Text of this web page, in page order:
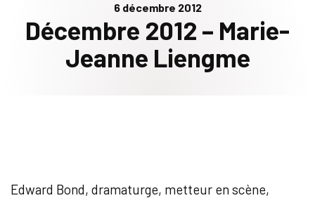
6 décembre 2012
Décembre 2012 – Marie-
Jeanne Liengme
Edward Bond, dramaturge, metteur en scène,